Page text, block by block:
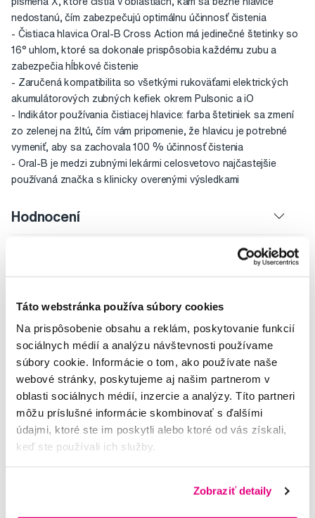
Táto webstránka používa súbory cookies
Na prispôsobenie obsahu a reklám, poskytovanie funkcií
sociálnych médií a analýzu návštevnosti používame
súbory cookie. Informácie o tom, ako používate naše
webové stránky, poskytujeme aj našim partnerom v
oblasti sociálnych médií, inzercie a analýzy. Títo partneri
môžu príslušné informácie skombinovať s ďalšími
údajmi, ktoré ste im poskytli alebo ktoré od vás získali,
keď ste používali ich služby.
Zobraziť detaily
nedostanú, čím zabezpečujú optimálnu účinnosť čistenia
- Čistiaca hlavica Oral-B Cross Action má jedinečné štetinky so
16° uhlom, ktoré sa dokonale prispôsobia každému zubu a
zabezpečia hĺbkové čistenie
- Zaručená kompatibilita so všetkými rukoväťami elektrických
akumulátorových zubných kefiek okrem Pulsonic a iO
- Indikátor používania čistiacej hlavice: farba štetiniek sa zmení
zo zelenej na žltú, čím vám pripomenie, že hlavicu je potrebné
vymeniť, aby sa zachovala 100 % účinnosť čistenia
- Oral-B je medzi zubnými lekármi celosvetovo najčastejšie
používaná značka s klinicky overenými výsledkami
Hodnocení
Vybrané dotazy a články
Nahradne hlavice na oral B plack control
Julia
najdete v naší poradně